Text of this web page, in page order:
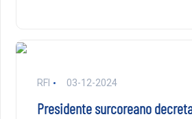
RFI 03-12-2024
Presidente surcoreano